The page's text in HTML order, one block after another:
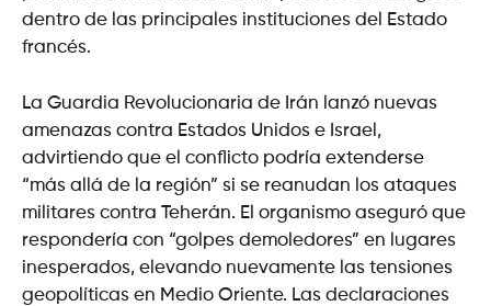
dentro de las principales instituciones del Estado
francés.
La Guardia Revolucionaria de Irán lanzó nuevas
amenazas contra Estados Unidos e Israel,
advirtiendo que el conflicto podría extenderse
“más allá de la región” si se reanudan los ataques
militares contra Teherán. El organismo aseguró que
respondería con “golpes demoledores” en lugares
inesperados, elevando nuevamente las tensiones
geopolíticas en Medio Oriente. Las declaraciones